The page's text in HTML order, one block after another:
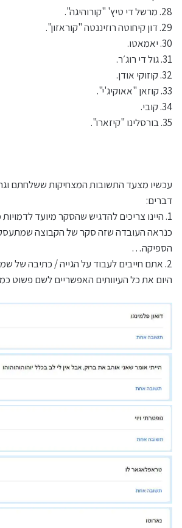
28. מרשל די טיץ' "קורוהיגה".
29. דון קיחוטה רוזיננטה "קוראזון".
30. יאמאטו.
31. גול די רוג׳ר.
32. קוזוקי אודן.
33. קוזאן "אאוקיג'י".
34. קובי.
35. בורסלינו "קיזארו".
עכשיו מצעד התשובות המצחיקות ששלחתם
דברים:
1. היינו צריכים להדגיש שהסקר מיועד
כנראה העובדה שזה סקר של הקבוצה
הספיקה…
2. אתם חייבים לעבוד על הגייה / כתיבה של
היום את כל העיוותים האפשריים לשם פשוט